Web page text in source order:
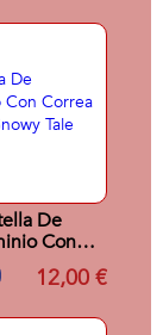
De
Con
Frozen
Snowy Tale 730 Ml
12,00 €